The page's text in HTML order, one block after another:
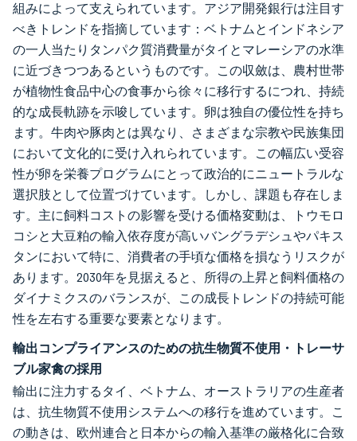
組みによって支えられています。アジア開発銀行は注目す
べきトレンドを指摘しています：ベトナムとインドネシア
の一人当たりタンパク質消費量がタイとマレーシアの水準
に近づきつつあるというものです。この収斂は、農村世帯
が植物性食品中心の食事から徐々に移行するにつれ、持続
的な成長軌跡を示唆しています。卵は独自の優位性を持ち
ます。牛肉や豚肉とは異なり、さまざまな宗教や民族集団
において文化的に受け入れられています。この幅広い受容
性が卵を栄養プログラムにとって政治的にニュートラルな
選択肢として位置づけています。しかし、課題も存在しま
す。主に飼料コストの影響を受ける価格変動は、トウモロ
コシと大豆粕の輸入依存度が高いバングラデシュやパキス
タンにおいて特に、消費者の手頃な価格を損なうリスクが
あります。2030年を見据えると、所得の上昇と飼料価格の
ダイナミクスのバランスが、この成長トレンドの持続可能
性を左右する重要な要素となります。
輸出コンプライアンスのための抗生物質不使用・トレーサ
ブル家禽の採用
輸出に注力するタイ、ベトナム、オーストラリアの生産者
は、抗生物質不使用システムへの移行を進めています。こ
の動きは、欧州連合と日本からの輸入基準の厳格化に合致